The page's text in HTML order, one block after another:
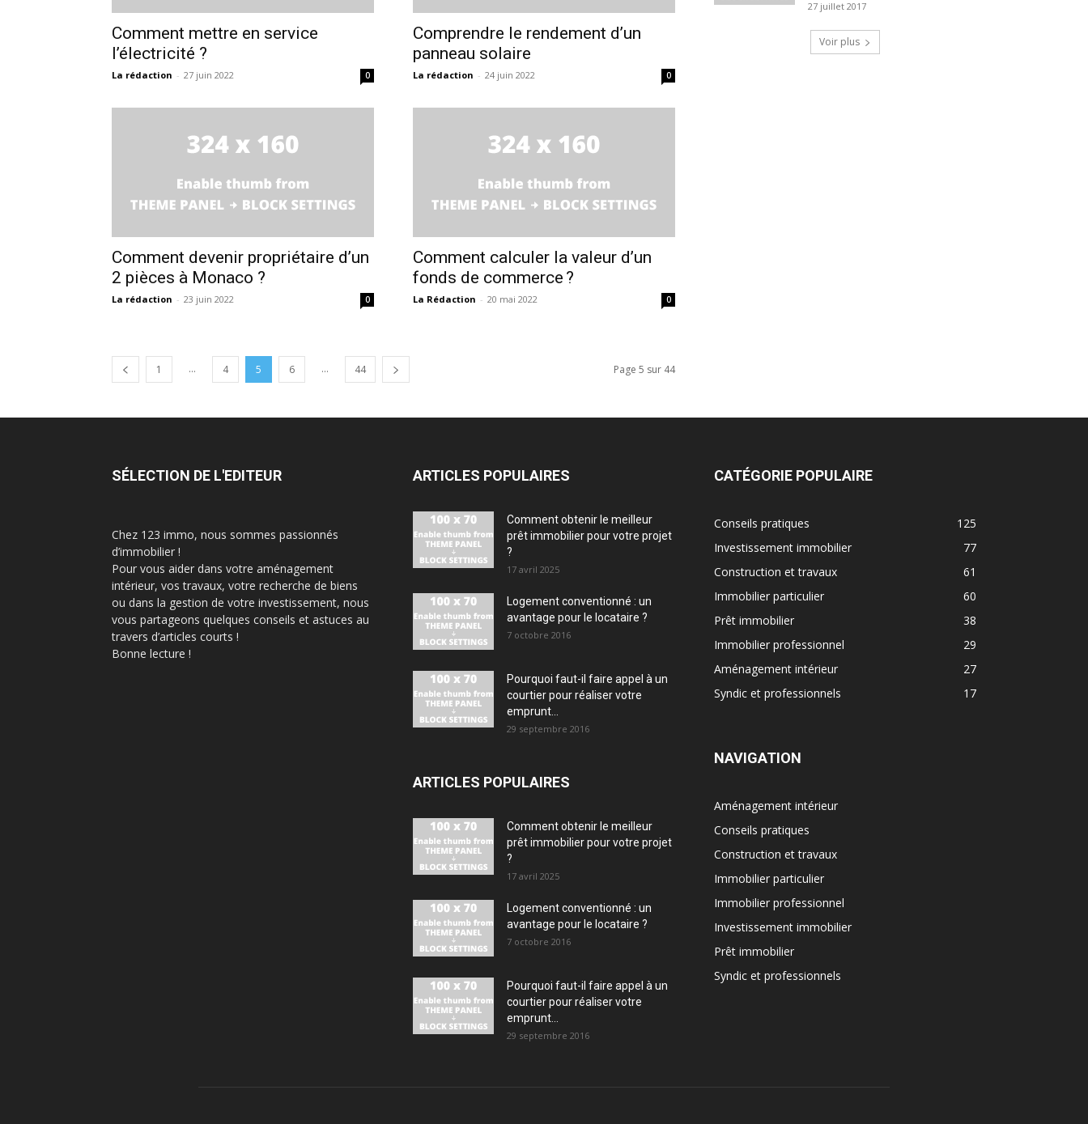
Comment mettre en service
l’électricité ?
La rédaction - 27 juin 2022 0
Comprendre le rendement d’un
panneau solaire
La rédaction - 24 juin 2022 0
Comment devenir propriétaire d’un
2 pièces à Monaco ?
La rédaction - 23 juin 2022 0
Comment calculer la valeur d’un
fonds de commerce ?
La Rédaction - 20 mai 2022 0
1 ... 4 5 6 ... 44 Page 5 sur 44
27 juillet 2017
Voir plus
SÉLECTION DE L'EDITEUR
Chez 123 immo, nous sommes passionnés
d’immobilier !
Pour vous aider dans votre aménagement
intérieur, vos travaux, votre recherche de biens
ou dans la gestion de votre investissement, nous
vous partageons quelques conseils et astuces au
travers d’articles courts !
Bonne lecture !
ARTICLES POPULAIRES
Comment obtenir le meilleur
prêt immobilier pour votre projet
?
17 avril 2025
Logement conventionné : un
avantage pour le locataire ?
7 octobre 2016
Pourquoi faut-il faire appel à un
courtier pour réaliser votre
emprunt...
29 septembre 2016
ARTICLES POPULAIRES
Comment obtenir le meilleur
prêt immobilier pour votre projet
?
17 avril 2025
Logement conventionné : un
avantage pour le locataire ?
7 octobre 2016
Pourquoi faut-il faire appel à un
courtier pour réaliser votre
emprunt...
29 septembre 2016
CATÉGORIE POPULAIRE
Conseils pratiques
125
Investissement immobilier
77
Construction et travaux
61
Immobilier particulier
60
Prêt immobilier
38
Immobilier professionnel
29
Aménagement intérieur
27
Syndic et professionnels
17
NAVIGATION
Aménagement intérieur
Conseils pratiques
Construction et travaux
Immobilier particulier
Immobilier professionnel
Investissement immobilier
Prêt immobilier
Syndic et professionnels